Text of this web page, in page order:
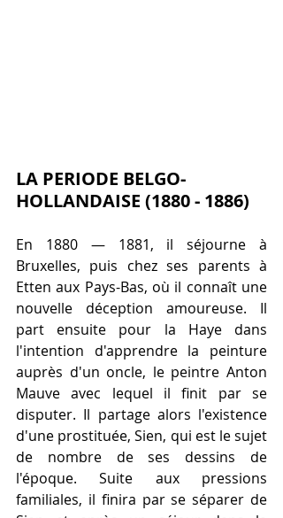
LA PERIODE BELGO-
HOLLANDAISE (1880 - 1886)
En 1880 — 1881, il séjourne à
Bruxelles, puis chez ses parents à
Etten aux Pays-Bas, où il connaît une
nouvelle déception amoureuse. Il
part ensuite pour la Haye dans
l'intention d'apprendre la peinture
auprès d'un oncle, le peintre Anton
Mauve avec lequel il finit par se
disputer. Il partage alors l'existence
d'une prostituée, Sien, qui est le sujet
de nombre de ses dessins de
l'époque. Suite aux pressions
familiales, il finira par se séparer de